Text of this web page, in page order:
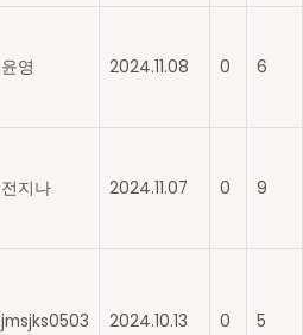
윤영 2024.11.08 0 6
전지나 2024.11.07 0 9
jmsjks0503 2024.10.13 0 5